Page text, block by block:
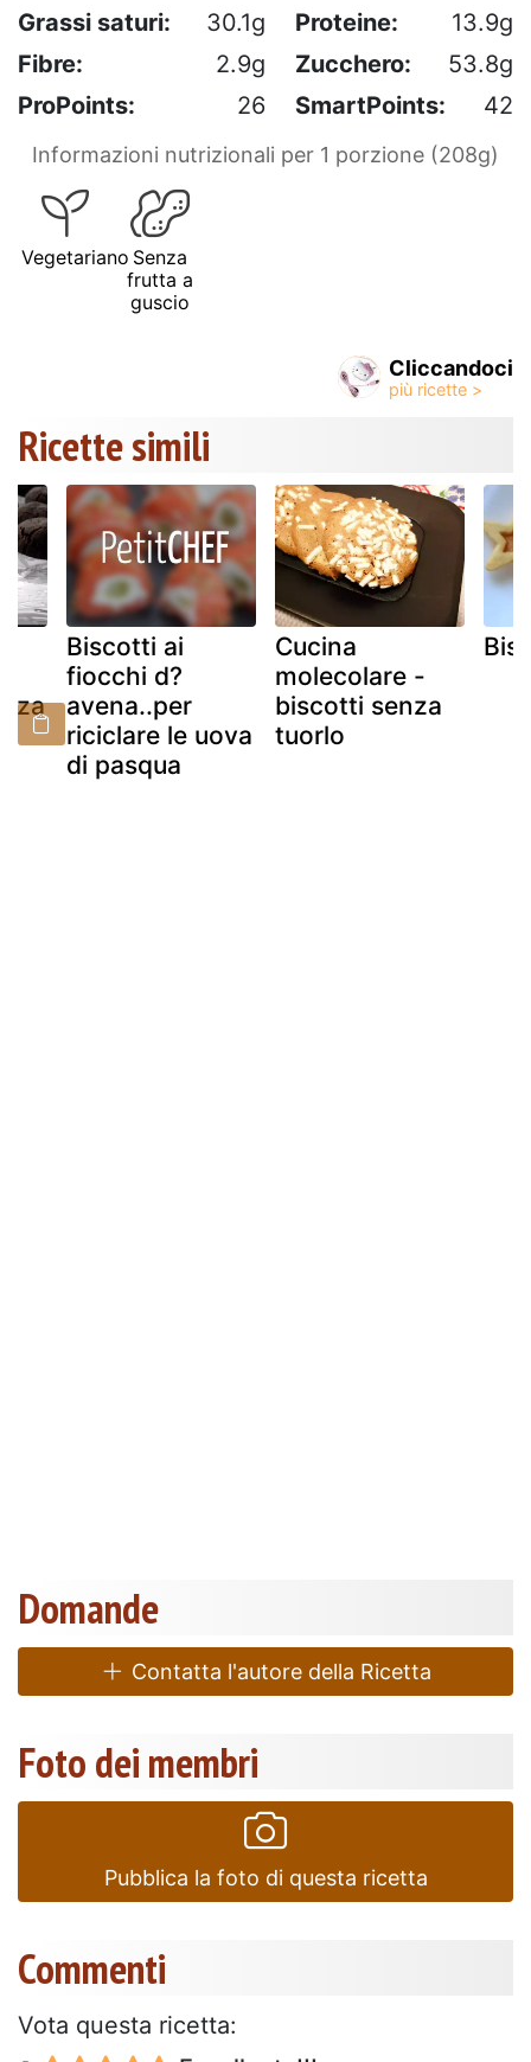
Grassi saturi:
30.1g Proteine:
13.9g
Fibre:
2.9g Zucchero:
53.8g
ProPoints:
26 SmartPoints: 42
Informazioni nutrizionali per 1 porzione (208g)
Vegetariano Senza
frutta a
guscio
Cliccandoci
Ricette simili
Biscotti ai
fiocchi d?
avena..per
riciclare le uova
di pasqua
Cucina
molecolare -
biscotti senza
tuorlo
Domande
Contatta l'autore della Ricetta
Foto dei membri
Pubblica la foto di questa ricetta
Commenti
Vota questa ricetta: